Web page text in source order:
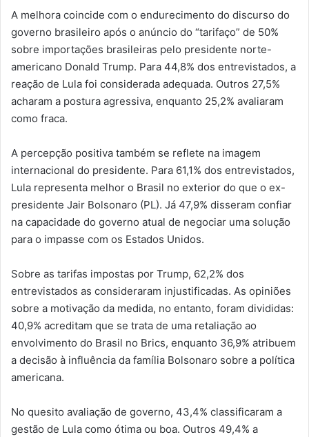
A melhora coincide com o endurecimento do discurso do
governo brasileiro após o anúncio do “tarifaço” de 50%
sobre importações brasileiras pelo presidente norte-
americano Donald Trump. Para 44,8% dos entrevistados, a
reação de Lula foi considerada adequada. Outros 27,5%
acharam a postura agressiva, enquanto 25,2% avaliaram
como fraca.
A percepção positiva também se reflete na imagem
internacional do presidente. Para 61,1% dos entrevistados,
Lula representa melhor o Brasil no exterior do que o ex-
presidente Jair Bolsonaro (PL). Já 47,9% disseram confiar
na capacidade do governo atual de negociar uma solução
para o impasse com os Estados Unidos.
Sobre as tarifas impostas por Trump, 62,2% dos
entrevistados as consideraram injustificadas. As opiniões
sobre a motivação da medida, no entanto, foram divididas:
40,9% acreditam que se trata de uma retaliação ao
envolvimento do Brasil no Brics, enquanto 36,9% atribuem
a decisão à influência da família Bolsonaro sobre a política
americana.
No quesito avaliação de governo, 43,4% classificaram a
gestão de Lula como ótima ou boa. Outros 49,4% a